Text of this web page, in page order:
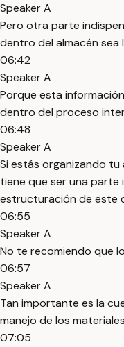
Speaker A
Pero otra parte
dentro del almacén sea
06:42
Speaker A
Porque esta
dentro del proceso
06:48
Speaker A
Si estás organizando tu
tiene que ser una
estructuración de este
06:55
Speaker A
No te recomiendo que
06:57
Speaker A
Tan importante es la
manejo de los
07:05